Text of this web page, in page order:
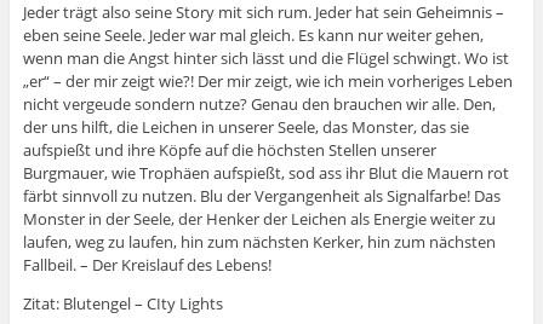
Jeder trägt also seine Story mit sich rum. Jeder hat sein Geheimnis –
eben seine Seele. Jeder war mal gleich. Es kann nur weiter gehen,
wenn man die Angst hinter sich lässt und die Flügel schwingt. Wo ist
„er“ – der mir zeigt wie?! Der mir zeigt, wie ich mein vorheriges Leben
nicht vergeude sondern nutze? Genau den brauchen wir alle. Den,
der uns hilft, die Leichen in unserer Seele, das Monster, das sie
aufspießt und ihre Köpfe auf die höchsten Stellen unserer
Burgmauer, wie Trophäen aufspießt, sod ass ihr Blut die Mauern rot
färbt sinnvoll zu nutzen. Blu der Vergangenheit als Signalfarbe! Das
Monster in der Seele, der Henker der Leichen als Energie weiter zu
laufen, weg zu laufen, hin zum nächsten Kerker, hin zum nächsten
Fallbeil. – Der Kreislauf des Lebens!
Zitat: Blutengel – CIty Lights